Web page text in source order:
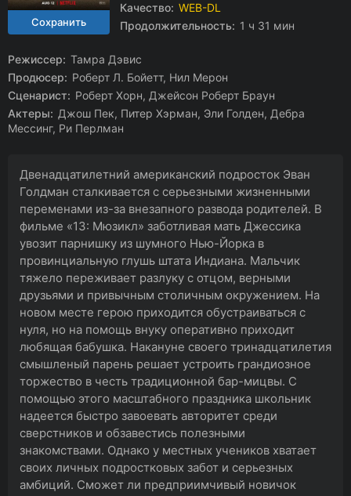
Качество: WEB-DL
Продолжительность: 1 ч 31 мин
Режиссер: Тамра Дэвис
Продюсер: Роберт Л. Бойетт, Нил Мерон
Сценарист: Роберт Хорн, Джейсон Роберт Браун
Актеры: Джош Пек, Питер Хэрман, Эли Голден, Дебра
Мессинг, Ри Перлман
Двенадцатилетний американский подросток Эван
Голдман сталкивается с серьезными жизненными
переменами из-за внезапного развода родителей. В
фильме «13: Мюзикл» заботливая мать Джессика
увозит парнишку из шумного Нью-Йорка в
провинциальную глушь штата Индиана. Мальчик
тяжело переживает разлуку с отцом, верными
друзьями и привычным столичным окружением. На
новом месте герою приходится обустраиваться с
нуля, но на помощь внуку оперативно приходит
любящая бабушка. Накануне своего тринадцатилетия
смышленый парень решает устроить грандиозное
торжество в честь традиционной бар-мицвы. С
помощью этого масштабного праздника школьник
надеется быстро завоевать авторитет среди
сверстников и обзавестись полезными
знакомствами. Однако у местных учеников хватает
своих личных подростковых забот и серьезных
амбиций. Сможет ли предприимчивый новичок